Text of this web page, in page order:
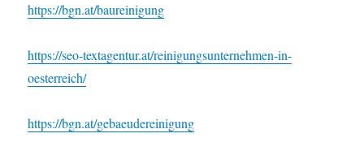
https://bgn.at/baureinigung
https://seo-textagentur.at/reinigungsunternehmen-in-
oesterreich/
https://bgn.at/gebaeudereinigung